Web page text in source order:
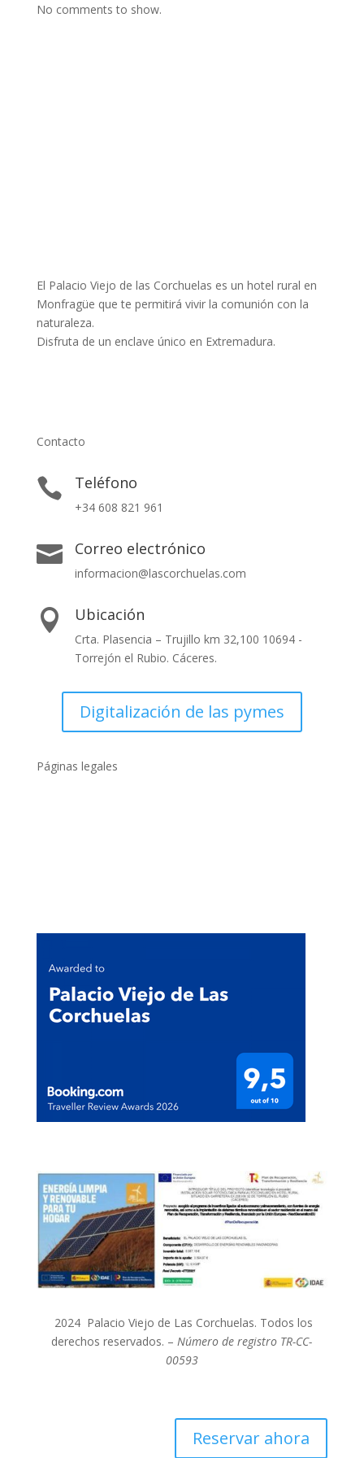
No comments to show.
El Palacio Viejo de las Corchuelas es un hotel rural en
Monfragüe que te permitirá vivir la comunión con la
naturaleza.
Disfruta de un enclave único en Extremadura.
Contacto
 Teléfono
+34 608 821 961
 Correo electrónico
informacion@lascorchuelas.com
 Ubicación
Crta. Plasencia – Trujillo km 32,100 10694 -
Torrejón el Rubio. Cáceres.
Digitalización de las pymes
Páginas legales
2024 Palacio Viejo de Las Corchuelas. Todos los
derechos reservados. – Número de registro TR-CC-
00593
Reservar ahora